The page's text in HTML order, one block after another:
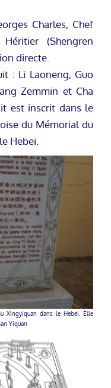
Charles, Chef
(Shengren
directe.
: Li Laoneng, Guo
Zemmin et Cha
est inscrit dans le
du Mémorial du
Hebei.
Xingyiquan dans le Hebei. Elle
Yiquan